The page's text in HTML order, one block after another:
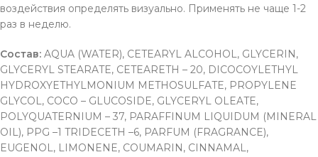
воздействия определять визуально. Применять не чаще 1-2
раз в неделю.
Состав: AQUA (WATER), CETEARYL ALCOHOL, GLYCERIN,
GLYCERYL STEARATE, CETEARETH – 20, DICOCOYLETHYL
HYDROXYETHYLMONIUM METHOSULFATE, PROPYLENE
GLYCOL, COCO – GLUCOSIDE, GLYCERYL OLEATE,
POLYQUATERNIUM – 37, PARAFFINUM LIQUIDUM (MINERAL
OIL), PPG –1 TRIDECETH –6, PARFUM (FRAGRANCE),
EUGENOL, LIMONENE, COUMARIN, CINNAMAL,